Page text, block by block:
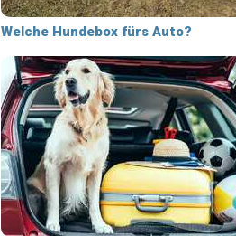
Welche Hundebox fürs Auto?